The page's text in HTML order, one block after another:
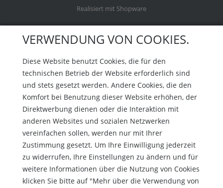
Realisiert mit Shopware
VERWENDUNG VON COOKIES.
Diese Website benutzt Cookies, die für den
technischen Betrieb der Website erforderlich sind
und stets gesetzt werden. Andere Cookies, die den
Komfort bei Benutzung dieser Website erhöhen, der
Direktwerbung dienen oder die Interaktion mit
anderen Websites und sozialen Netzwerken
vereinfachen sollen, werden nur mit Ihrer
Zustimmung gesetzt. Um Ihre Einwilligung jederzeit
zu widerrufen, Ihre Einstellungen zu ändern und für
weitere Informationen über die Nutzung von Cookies
klicken Sie bitte auf "Mehr über die Verwendung von